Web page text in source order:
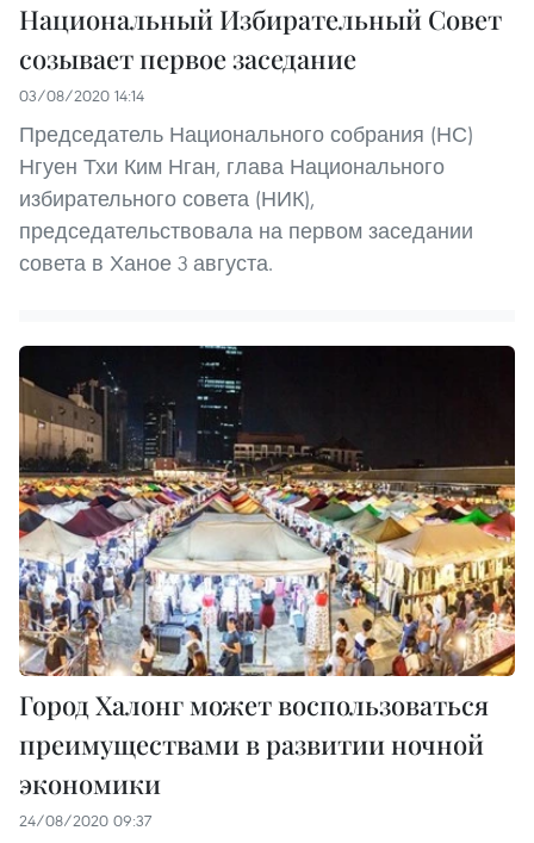
Национальный Избирательный Совет
созывает первое заседание
03/08/2020 14:14
Председатель Национального собрания (НС)
Нгуен Тхи Ким Нган, глава Национального
избирательного совета (НИК),
председательствовала на первом заседании
совета в Ханое 3 августа.
Город Халонг может воспользоваться
преимуществами в развитии ночной
экономики
24/08/2020 09:37